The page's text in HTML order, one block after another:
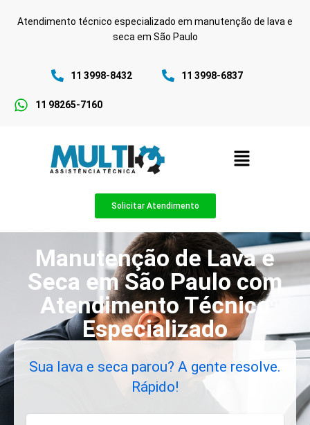
Atendimento técnico especializado em manutenção de lava e
seca em São Paulo
11 3998-8432 11 3998-6837
11 98265-7160
Solicitar Atendimento
Manutenção de Lava e
Seca em São Paulo com
Atendimento Técnico
Especializado
Sua lava e seca parou? A gente resolve.
Rápido!